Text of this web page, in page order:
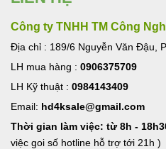
Công ty TNHH TM Công
Địa chỉ : 189/6 Nguyễn Văn Đậu,
LH mua hàng : 0906375709
LH Kỹ thuật : 0984143409
Email: hd4ksale@gmail.com
Thời gian làm việc: từ 8h -
việc goi số hotline hỗ trợ tới 21h )